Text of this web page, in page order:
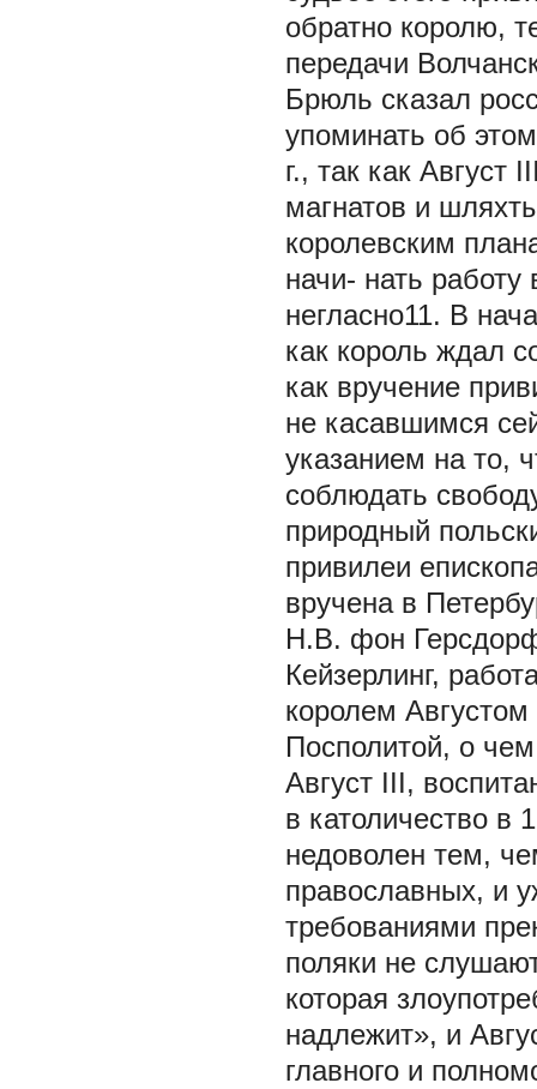
обратно королю,
передачи
Брюль сказал
упоминать об
г., так как Август
магнатов и
королевским
начи- нать
негласно11. В
как король ждал
как вручение
не касавшимся
указанием на то,
соблюдать
природный
привилеи
вручена в
Н.В. фон
Кейзерлинг,
королем
Посполитой, о
Август III,
в католичество в
недоволен тем,
православных, и
требованиями
поляки не
которая
надлежит», и
главного и